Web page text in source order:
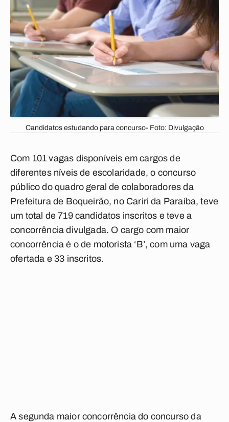
Candidatos estudando para concurso- Foto: Divulgação
Com 101 vagas disponíveis em cargos de
diferentes níveis de escolaridade, o concurso
público do quadro geral de colaboradores da
Prefeitura de Boqueirão, no Cariri da Paraíba, teve
um total de 719 candidatos inscritos e teve a
concorrência divulgada. O cargo com maior
concorrência é o de motorista ‘B’, com uma vaga
ofertada e 33 inscritos.
A segunda maior concorrência do concurso da